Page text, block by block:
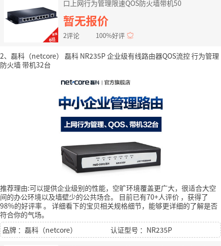
口上网行为管理限速QOS防火墙带机50
暂无报价
2评论 100%好评
2、磊科（netcore） 磊科 NR235P 企业级有线路由器QOS流控 行为管理
防火墙 带机32台
推荐理由:可以提供企业级别的性能，空旷环境覆盖更广大，很适合大空
间的办公环境以及墙壁少的公共场合。
目前已有70+人评价 ，获得了
98%的好评率。 详细看下的宝贝相关规格细节，能够更详细的了解是否
符合你的气场。
品牌 ：磊科（netcore）
认证型号 ：NR235P